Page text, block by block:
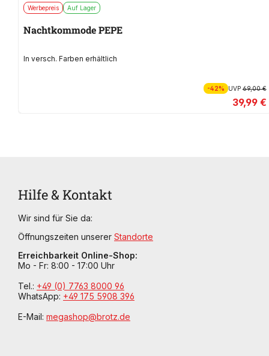
Werbepreis Auf Lager
Nachtkommode PEPE
In versch. Farben erhältlich
-42% UVP69,00 €
39,99 €
Hilfe & Kontakt
Wir sind für Sie da:
Öffnungszeiten unserer Standorte
Erreichbarkeit Online-Shop:
Mo - Fr: 8:00 - 17:00 Uhr
Tel.: +49 (0) 7763 8000 96
WhatsApp: +49 175 5908 396
E-Mail: megashop@brotz.de